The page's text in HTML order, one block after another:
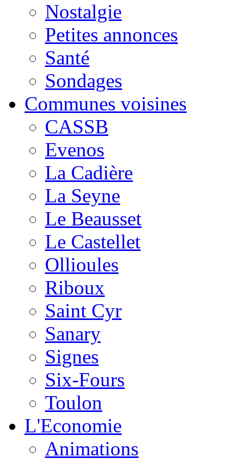
Nostalgie
Petites annonces
Santé
Sondages
Communes voisines
CASSB
Evenos
La Cadière
La Seyne
Le Beausset
Le Castellet
Ollioules
Riboux
Saint Cyr
Sanary
Signes
Six-Fours
Toulon
L'Economie
Animations